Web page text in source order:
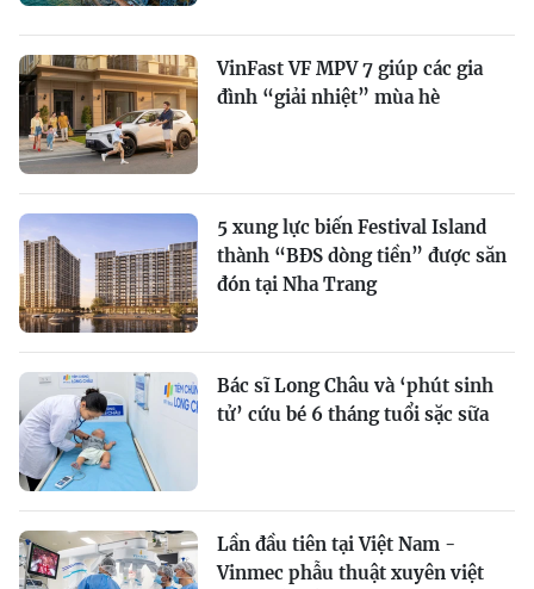
VinFast VF MPV 7 giúp các gia
đình “giải nhiệt” mùa hè
5 xung lực biến Festival Island
thành “BĐS dòng tiền” được săn
đón tại Nha Trang
Bác sĩ Long Châu và ‘phút sinh
tử’ cứu bé 6 tháng tuổi sặc sữa
Lần đầu tiên tại Việt Nam -
Vinmec phẫu thuật xuyên việt